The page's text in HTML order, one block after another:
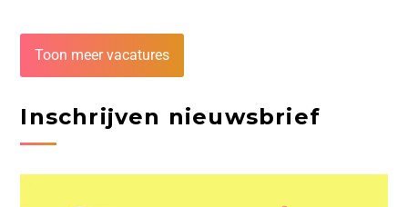
Toon meer vacatures
Inschrijven nieuwsbrief